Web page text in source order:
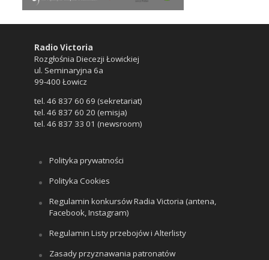
Radio Victoria
Rozgłośnia Diecezji Łowickiej
ul. Seminaryjna 6a
99-400 Łowicz
tel. 46 837 60 69 (sekretariat)
tel. 46 837 60 20 (emisja)
tel. 46 837 33 01 (newsroom)
Polityka prywatności
Polityka Cookies
Regulamin konkursów Radia Victoria (antena,
Facebook, Instagram)
Regulamin Listy przebojów i Alterlisty
Zasady przyznawania patronatów